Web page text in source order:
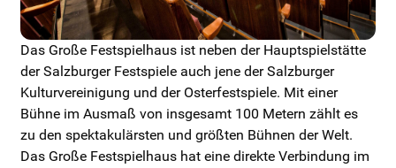
Das Große Festspielhaus ist neben der Hauptspielstätte
der Salzburger Festspiele auch jene der Salzburger
Kulturvereinigung und der Osterfestspiele. Mit einer
Bühne im Ausmaß von insgesamt 100 Metern zählt es
zu den spektakulärsten und größten Bühnen der Welt.
Das Große Festspielhaus hat eine direkte Verbindung im